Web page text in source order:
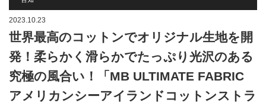
2023.10.23
世界最高のコットンでオリジナル生地を開
発！柔らかく滑らかでたっぷり光沢のある
究極の風合い！「MB ULTIMATE FABRIC
アメリカンシーアイランドコットンストラ